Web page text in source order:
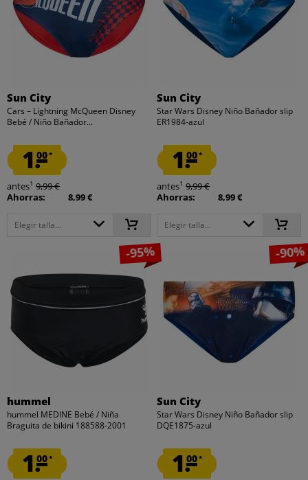
Sun City
Cars – Lightning McQueen Disney
Bebé / Niño Bañador...
1.00*
antes1 9,99 €
Ahorras:
8,99 €
Elegir talla...
Sun City
Star Wars Disney Niño Bañador slip
ER1984-azul
1.00*
antes1 9,99 €
Ahorras:
8,99 €
Elegir talla...
-95%
hummel
hummel MEDINE Bebé / Niña
Braguita de bikini 188588-2001
1.00*
-90%
Sun City
Star Wars Disney Niño Bañador slip
DQE1875-azul
1.00*